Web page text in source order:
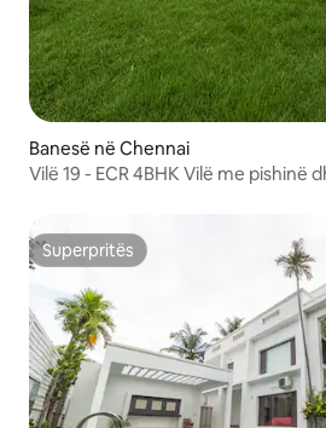
Banesë në Chennai
Vilë 19 - ECR 4BHK Vilë me pishinë
Superpritës
Superpritës